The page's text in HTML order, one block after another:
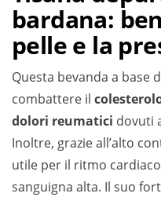
bardana:
pelle e la
Questa bevanda a base
combattere il
dolori reumatici dovuti
Inoltre, grazie all’alto
utile per il ritmo
sanguigna alta. Il suo